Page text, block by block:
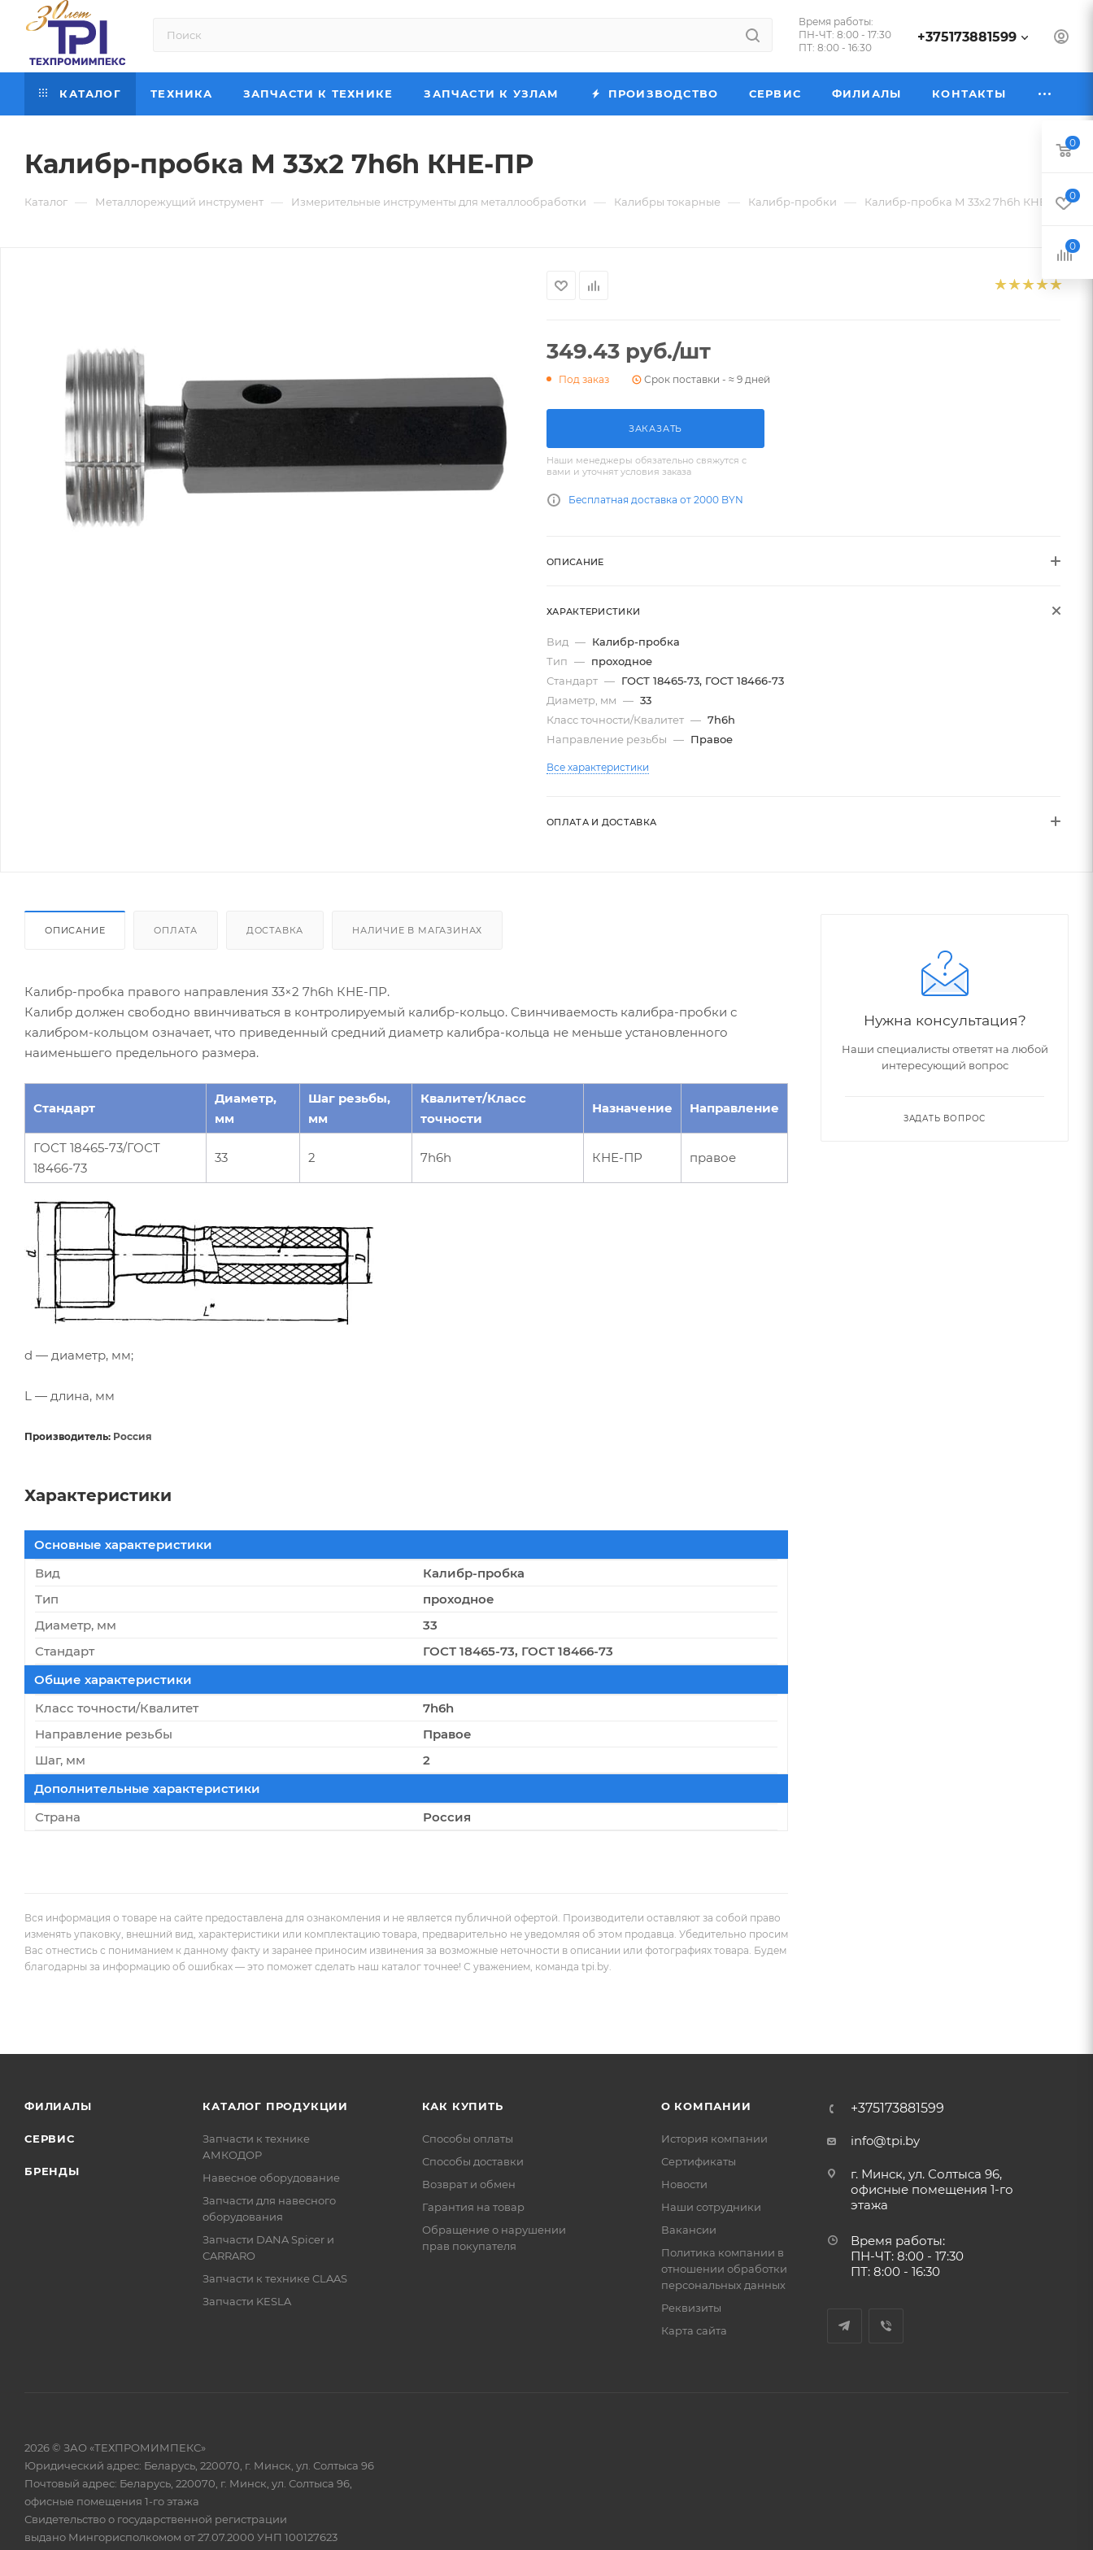
Время работы:
ПН-ЧТ: 8:00 - 17:30
ПТ: 8:00 - 16:30
+375173881599
КАТАЛОГ ТЕХНИКА ЗАПЧАСТИ К ТЕХНИКЕ ЗАПЧАСТИ К УЗЛАМ ПРОИЗВОДСТВО СЕРВИС ФИЛИАЛЫ КОНТАКТЫ
Калибр-пробка М 33х2 7h6h КНЕ-ПР
Каталог — Металлорежущий инструмент — Измерительные инструменты для металлообработки — Калибры токарные — Калибр-пробки — Калибр-пробка М 33х2 7h6h КНЕ-ПР
349.43 руб./шт
Под заказ Срок поставки - ≈ 9 дней
ЗАКАЗАТЬ
Наши менеджеры обязательно свяжутся с
вами и уточнят условия заказа
Бесплатная доставка от 2000 BYN
ОПИСАНИЕ
ХАРАКТЕРИСТИКИ
Вид — Калибр-пробка
Тип — проходное
Стандарт — ГОСТ 18465-73, ГОСТ 18466-73
Диаметр, мм — 33
Класс точности/Квалитет — 7h6h
Направление резьбы — Правое
Все характеристики
ОПЛАТА И ДОСТАВКА
ОПИСАНИЕ ОПЛАТА ДОСТАВКА НАЛИЧИЕ В МАГАЗИНАХ
Калибр-пробка правого направления 33×2 7h6h КНЕ-ПР.
Калибр должен свободно ввинчиваться в контролируемый калибр-кольцо. Свинчиваемость калибра-пробки с
калибром-кольцом означает, что приведенный средний диаметр калибра-кольца не меньше установленного
наименьшего предельного размера.
Стандарт
Диаметр,
мм
Шаг резьбы,
мм
Квалитет/Класс
точности
Назначение Направление
ГОСТ 18465-73/ГОСТ
18466-73
33 2 7h6h КНЕ-ПР правое
d — диаметр, мм;
L — длина, мм
Производитель: Россия
Характеристики
Основные характеристики
Вид
Калибр-пробка
Тип
проходное
Диаметр, мм
33
Стандарт
ГОСТ 18465-73, ГОСТ 18466-73
Общие характеристики
Класс точности/Квалитет
7h6h
Направление резьбы
Правое
Шаг, мм
2
Дополнительные характеристики
Страна
Россия
Вся информация о товаре на сайте предоставлена для ознакомления и не является публичной офертой. Производители оставляют за собой право
изменять упаковку, внешний вид, характеристики или комплектацию товара, предварительно не уведомляя об этом продавца. Убедительно просим
Вас отнестись с пониманием к данному факту и заранее приносим извинения за возможные неточности в описании или фотографиях товара. Будем
благодарны за информацию об ошибках — это поможет сделать наш каталог точнее! С уважением, команда tpi.by.
Нужна консультация?
Наши специалисты ответят на любой
интересующий вопрос
ЗАДАТЬ ВОПРОС
ФИЛИАЛЫ
СЕРВИС
БРЕНДЫ
КАТАЛОГ ПРОДУКЦИИ
Запчасти к технике
АМКОДОР
Навесное оборудование
Запчасти для навесного
оборудования
Запчасти DANA Spicer и
CARRARO
Запчасти к технике CLAAS
Запчасти KESLA
КАК КУПИТЬ
Способы оплаты
Способы доставки
Возврат и обмен
Гарантия на товар
Обращение о нарушении
прав покупателя
О КОМПАНИИ
История компании
Сертификаты
Новости
Наши сотрудники
Вакансии
Политика компании в
отношении обработки
персональных данных
Реквизиты
Карта сайта
+375173881599
info@tpi.by
г. Минск, ул. Солтыса 96,
офисные помещения 1-го
этажа
Время работы:
ПН-ЧТ: 8:00 - 17:30
ПТ: 8:00 - 16:30
2026 © ЗАО «ТЕХПРОМИМПЕКС»
Юридический адрес: Беларусь, 220070, г. Минск, ул. Солтыса 96
Почтовый адрес: Беларусь, 220070, г. Минск, ул. Солтыса 96,
офисные помещения 1-го этажа
Свидетельство о государственной регистрации
выдано Мингорисполкомом от 27.07.2000 УНП 100127623
0
0
0